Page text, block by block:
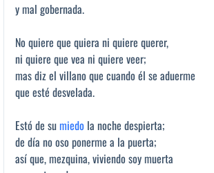
y mal gobernada.
No quiere que quiera ni quiere querer,
ni quiere que vea ni quiere veer;
mas diz el villano que cuando él se aduerme
que esté desvelada.
Estó de sumiedo la noche despierta;
de día no oso ponerme a la puerta;
así que, mezquina, viviendo soy muerta